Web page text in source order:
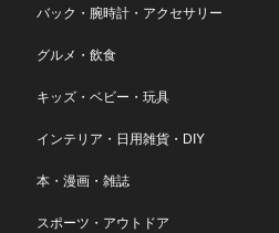
バック・腕時計・アクセサリー
グルメ・飲食
キッズ・ベビー・玩具
インテリア・日用雑貨・DIY
本・漫画・雑誌
スポーツ・アウトドア